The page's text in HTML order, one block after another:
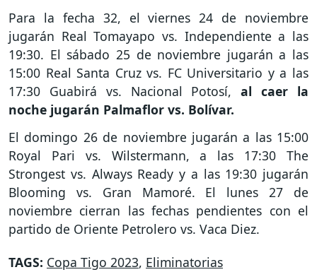
Para la fecha 32, el viernes 24 de noviembre
jugarán Real Tomayapo vs. Independiente a las
19:30. El sábado 25 de noviembre jugarán a las
15:00 Real Santa Cruz vs. FC Universitario y a las
17:30 Guabirá vs. Nacional Potosí,al caer la
noche jugarán Palmaflor vs. Bolívar.
El domingo 26 de noviembre jugarán a las 15:00
Royal Pari vs. Wilstermann, a las 17:30 The
Strongest vs. Always Ready y a las 19:30 jugarán
Blooming vs. Gran Mamoré. El lunes 27 de
noviembre cierran las fechas pendientes con el
partido de Oriente Petrolero vs. Vaca Diez.
TAGS: Copa Tigo 2023, Eliminatorias